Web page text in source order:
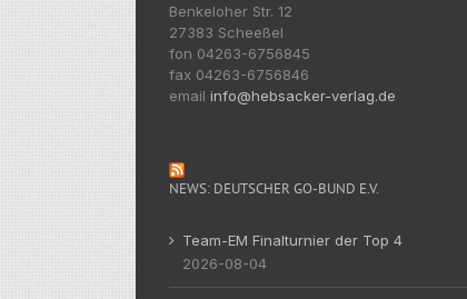
Benkeloher Str. 12
27383 Scheeßel
fon 04263-6756845
fax 04263-6756846
email info@hebsacker-verlag.de
NEWS: DEUTSCHER GO-BUND E.V.
Team-EM Finalturnier der Top 4
2026-08-04